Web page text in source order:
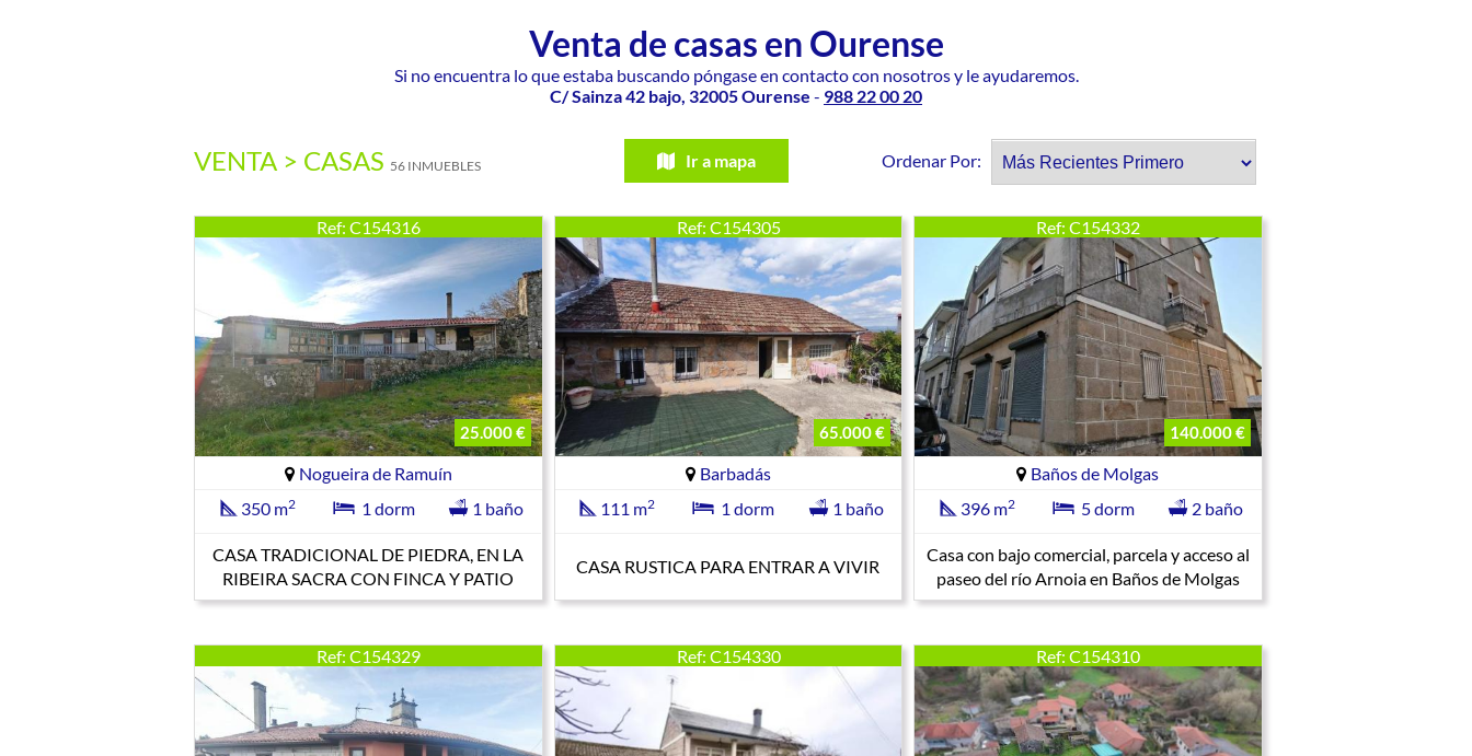
Venta de casas en Ourense
Si no encuentra lo que estaba buscando póngase en contacto con nosotros y le ayudaremos.
C/ Sainza 42 bajo, 32005 Ourense - 988 22 00 20
VENTA > CASAS 56 INMUEBLES Ir a mapa Ordenar Por:
Ref: C154316
25.000 €
Nogueira de Ramuín
350 m2 1 dorm 1 baño
CASA TRADICIONAL DE PIEDRA, EN LA
RIBEIRA SACRA CON FINCA Y PATIO
Ref: C154305
65.000 €
Barbadás
111 m2 1 dorm 1 baño
CASA RUSTICA PARA ENTRAR A VIVIR
Ref: C154332
140.000 €
Baños de Molgas
396 m2 5 dorm 2 baño
Casa con bajo comercial, parcela y acceso al
paseo del río Arnoia en Baños de Molgas
Ref: C154329 Ref: C154330 Ref: C154310